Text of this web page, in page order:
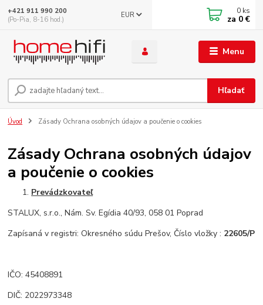
Menu
EUR
Hľadať
+421 911 990 200
(Po-Pia, 8-16 hod.)
0 ks
za 0 €
Úvod Zásady Ochrana osobných údajov a poučenie o cookies
Zásady Ochrana osobných údajov
a poučenie o cookies
Prevádzkovateľ
STALUX, s.r.o., Nám. Sv. Egídia 40/93, 058 01 Poprad
Zapísaná v registri: Okresného súdu Prešov, Číslo vložky : 22605/P
IČO: 45408891
DIČ: 2022973348